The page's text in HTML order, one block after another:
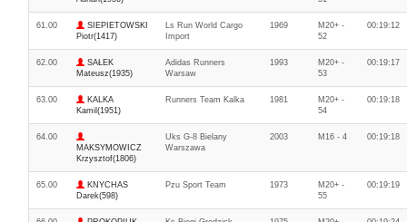
61.00
SIEPIETOWSKI
Piotr(1417)
Ls Run World Cargo
Import
1969
M20+ -
52
00:19:12
62.00
SAŁEK
Mateusz(1935)
Adidas Runners
Warsaw
1993
M20+ -
53
00:19:17
63.00
KALKA
Kamil(1951)
Runners Team Kalka 1981
M20+ -
54
00:19:18
64.00
MAKSYMOWICZ
Krzysztof(1806)
Uks G-8 Bielany
Warszawa
2003 M16 - 4 00:19:18
65.00
KNYCHAS
Darek(598)
Pzu Sport Team 1973
M20+ -
55
00:19:19